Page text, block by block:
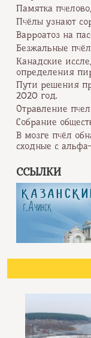
Памятка
Пчёлы узнают
Варроатоз на
Безжальные
Канадские
определения
Пути решения
2020 год.
Отравление
Собрание
В мозге пчёл
сходные с
ССЫЛКИ